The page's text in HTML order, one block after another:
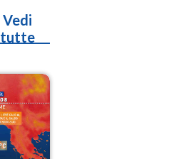
Vedi
tutte